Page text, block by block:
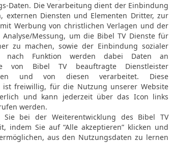
nahm sie aus der
Jehudi las dem König
standen.
22 Der König aber saß
denn es war im
23 Sooft nun Jehudi
schnitt er sie ab mit
Feuer, das im
Feuer verbrannt war.
24 Und niemand